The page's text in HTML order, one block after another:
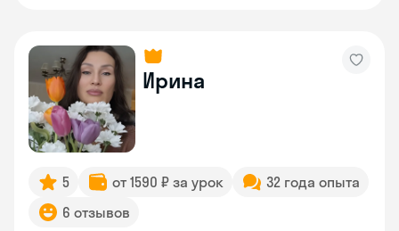
Ирина
5 от 1590 ₽ за урок
32 года опыта
6 отзывов